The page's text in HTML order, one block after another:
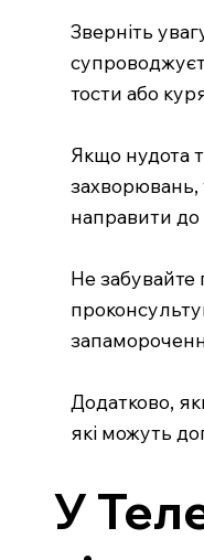
Зверніть
тости або
Якщо нудота
захворювань,
направити до
Не забувайте
Додатково,
які можуть
У